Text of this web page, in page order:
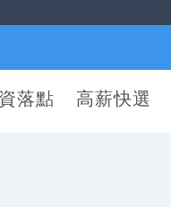
落點 高薪快選